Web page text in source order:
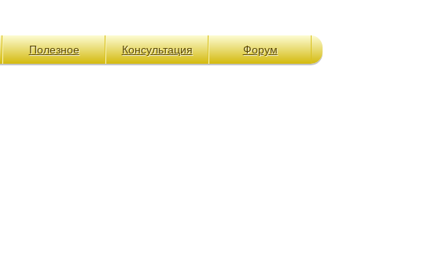
Полезное Консультация Форум